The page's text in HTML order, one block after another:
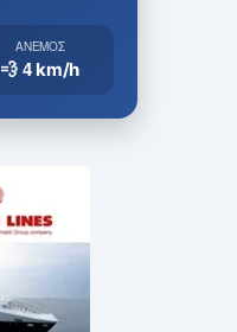
ΆΝΕΜΟΣ
💨 4km/h